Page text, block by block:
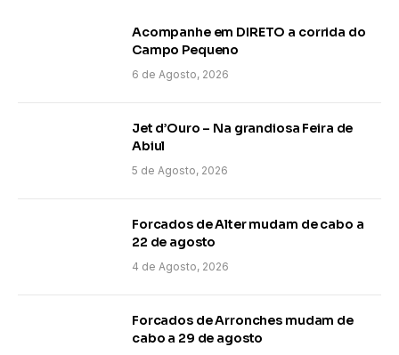
Acompanhe em DIRETO a corrida do
Campo Pequeno
6 de Agosto, 2026
Jet d’Ouro – Na grandiosa Feira de
Abiul
5 de Agosto, 2026
Forcados de Alter mudam de cabo a
22 de agosto
4 de Agosto, 2026
Forcados de Arronches mudam de
cabo a 29 de agosto